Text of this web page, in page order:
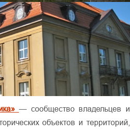
— сообщество владельцев и
объектов и территорий,